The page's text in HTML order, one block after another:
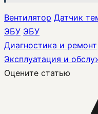
Вентилятор Датчик
ЭБУ ЭБУ
Диагностика и ремонт
Эксплуатация и
Оцените статью